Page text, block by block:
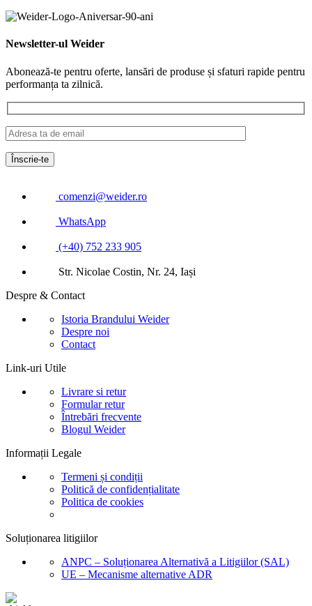
Newsletter-ul Weider
Abonează-te pentru oferte, lansări de produse și sfaturi rapide pentru
performanța ta zilnică.
comenzi@weider.ro
WhatsApp
(+40) 752 233 905
Str. Nicolae Costin, Nr. 24, Iași
Despre & Contact
Istoria Brandului Weider
Despre noi
Contact
Link-uri Utile
Livrare si retur
Formular retur
Întrebări frecvente
Blogul Weider
Informații Legale
Termeni și condiții
Politică de confidențialitate
Politica de cookies
Soluționarea litigiilor
ANPC – Soluționarea Alternativă a Litigiilor (SAL)
UE – Mecanisme alternative ADR